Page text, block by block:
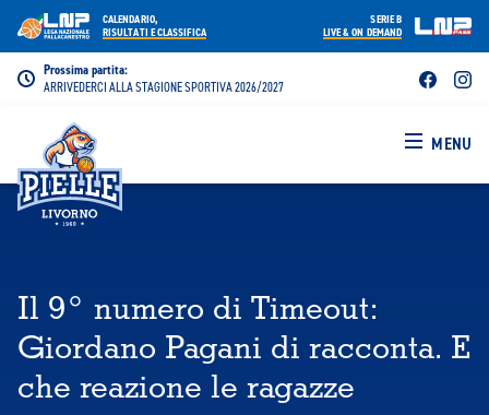
Prossima partita:
ARRIVEDERCI ALLA STAGIONE SPORTIVA 2026/2027
MENU
SERIE B
LIVE & ON DEMAND
CALENDARIO,
RISULTATI E CLASSIFICA
Il 9° numero di Timeout:
Giordano Pagani di racconta. E
che reazione le ragazze